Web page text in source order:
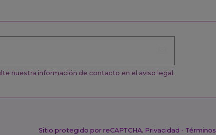
nuestra información de contacto en el aviso legal.
Sitio protegido por reCAPTCHA. Privacidad - Términos